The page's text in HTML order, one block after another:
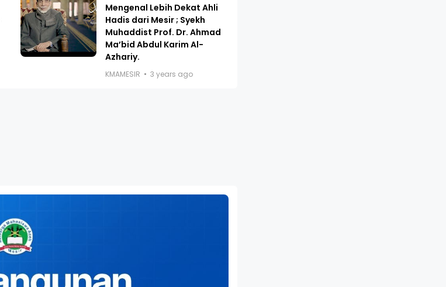
Mengenal Lebih Dekat Ahli
Hadis dari Mesir ; Syekh
Muhaddist Prof. Dr. Ahmad
Ma’bid Abdul Karim Al-
Azhariy.
KMAMESIR 3 years ago